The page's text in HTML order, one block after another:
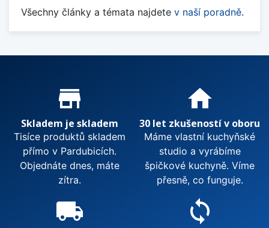
Všechny články a témata najdete v naší poradně.
Proč nakupovat u nás?
store_mall_directory
Skladem je skladem
Tisíce produktů skladem
přímo v Pardubicích.
Objednáte dnes, máte
zítra.
home
30 let zkušeností v oboru
Máme vlastní kuchyňské
studio a vyrábíme
špičkové kuchyně. Víme
přesně, co funguje.
local_shipping sync